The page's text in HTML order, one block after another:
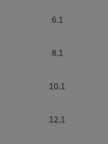
6.1
8.1
10.1
12.1